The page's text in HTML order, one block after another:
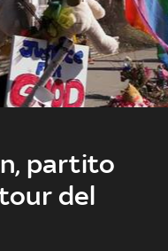
partito
del